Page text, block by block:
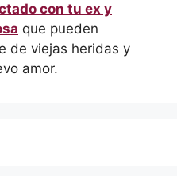
con tu ex y
que pueden
de viejas heridas y
amor.